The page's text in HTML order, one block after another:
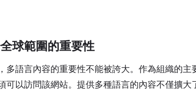
球範圍的重要性
多語言內容的重要性不能被誇大。作為組織的主
可以訪問該網站。提供多種語言的內容不僅擴大